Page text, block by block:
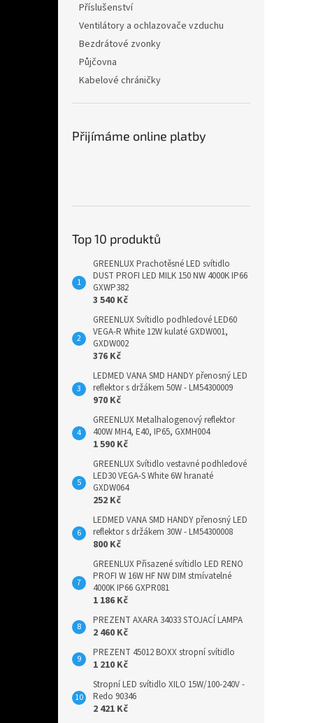
Příslušenství
Ventilátory a ochlazovače vzduchu
Bezdrátové zvonky
Půjčovna
Kabelové chráničky
Přijímáme online platby
Top 10 produktů
GREENLUX Prachotěsné LED svítidlo
DUST PROFI LED MILK 150 NW 4000K IP66
GXWP382
3 540 Kč
GREENLUX Svítidlo podhledové LED60
VEGA-R White 12W kulaté GXDW001,
GXDW002
376 Kč
LEDMED VANA SMD HANDY přenosný LED
reflektor s držákem 50W - LM54300009
970 Kč
GREENLUX Metalhalogenový reflektor
400W MH4, E40, IP65, GXMH004
1 590 Kč
GREENLUX Svítidlo vestavné podhledové
LED30 VEGA-S White 6W hranaté
GXDW064
252 Kč
LEDMED VANA SMD HANDY přenosný LED
reflektor s držákem 30W - LM54300008
800 Kč
GREENLUX Přisazené svítidlo LED RENO
PROFI W 16W HF NW DIM stmívatelné
4000K IP66 GXPR081
1 186 Kč
PREZENT AXARA 34033 STOJACÍ LAMPA
2 460 Kč
PREZENT 45012 BOXX stropní svítidlo
1 210 Kč
Stropní LED svítidlo XILO 15W/100-240V -
Redo 90346
2 421 Kč